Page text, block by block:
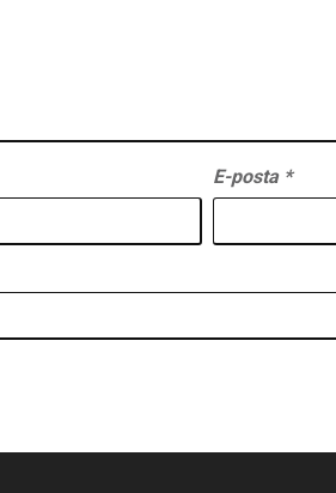
E-posta *